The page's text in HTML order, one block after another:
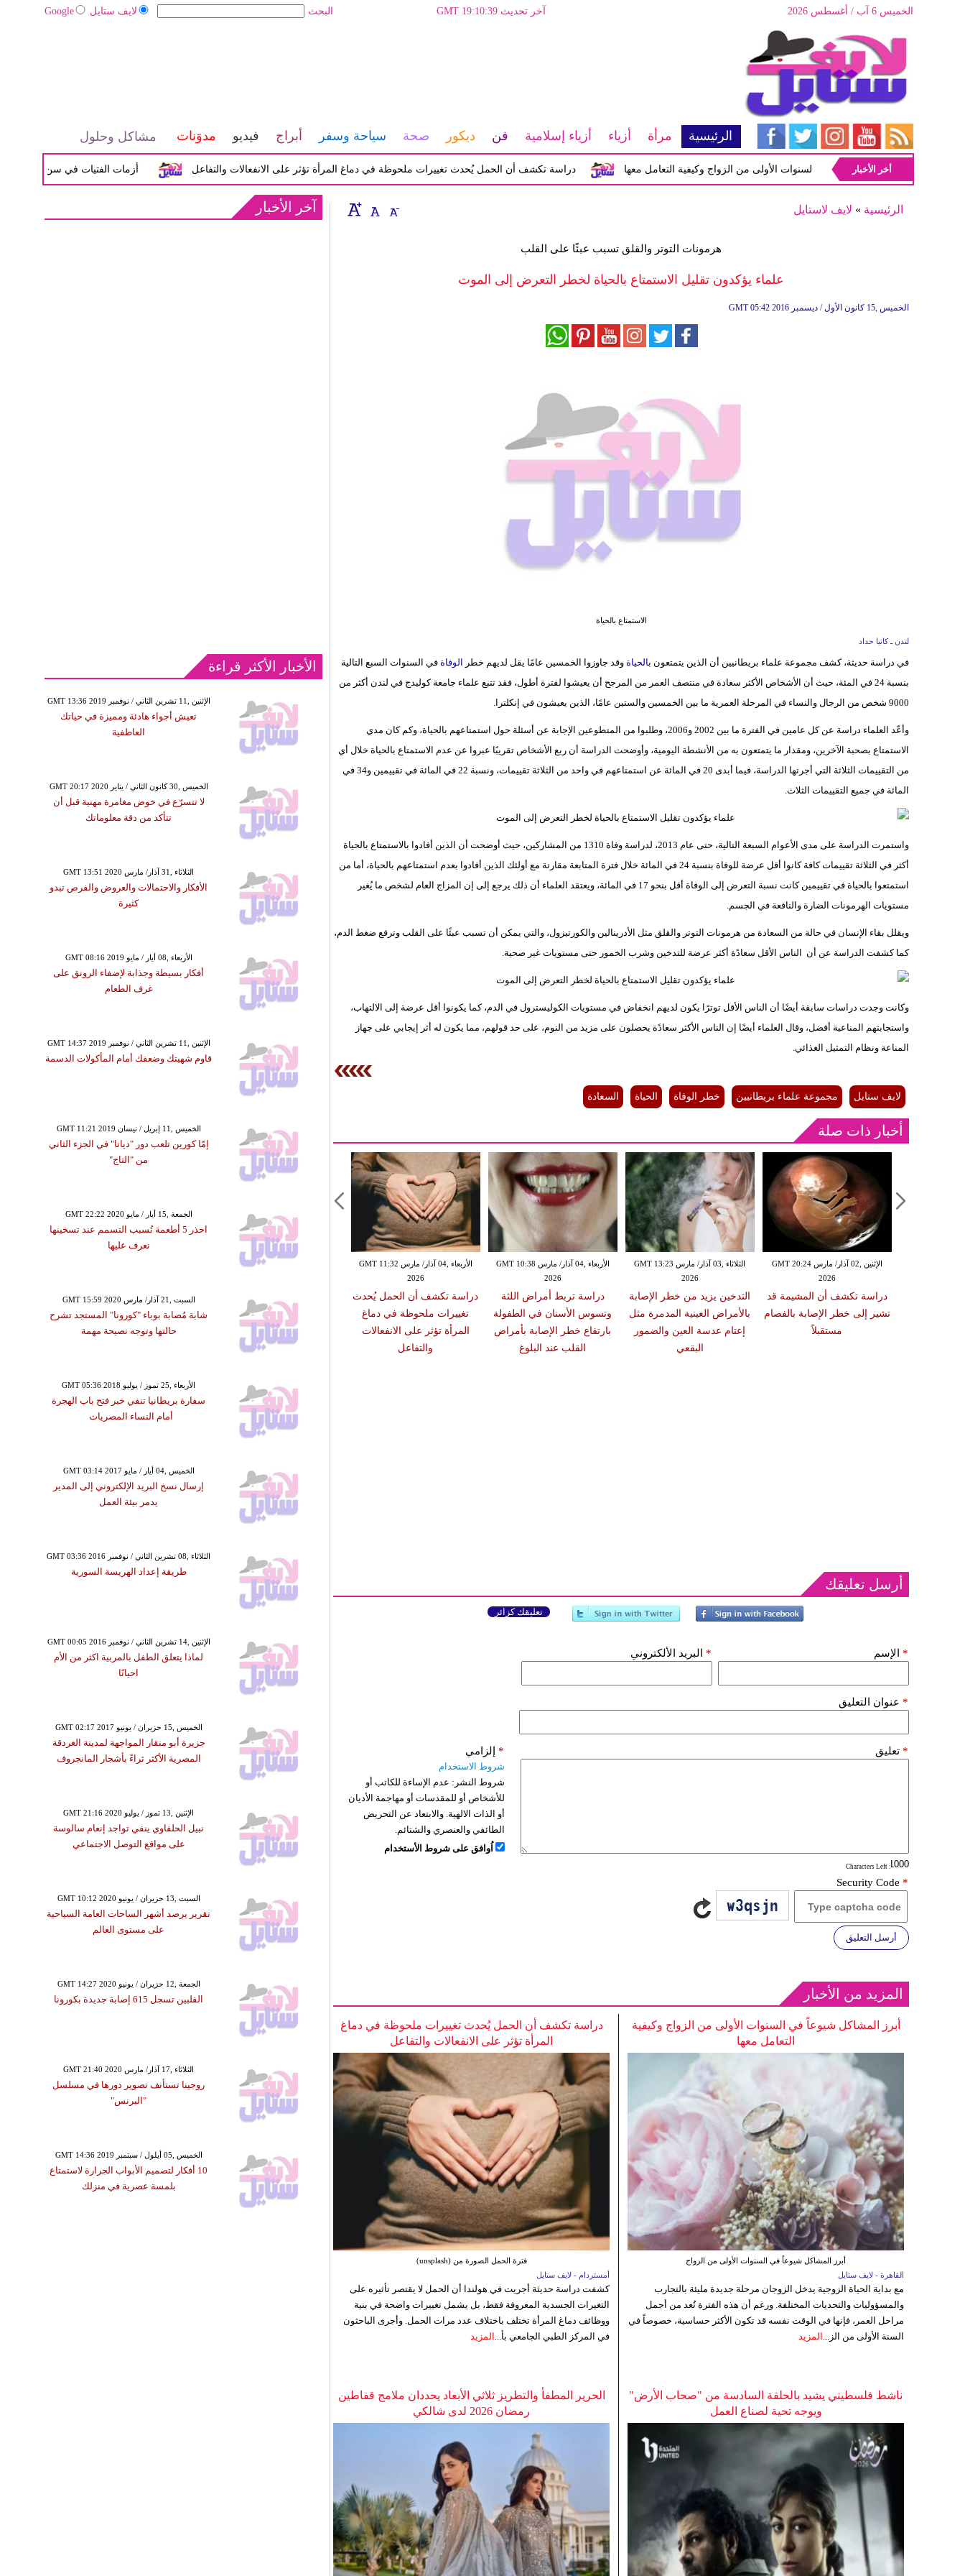
لايف ستايل Google البحث آخر تحديث GMT 19:10:39 الخميس 6 آب / أغسطس 2026
الرئيسية مرأة أزياء أزياء إسلامية فن ديكور صحة سياحة وسفر أبراج فيديو مدوَنات مشاكل وحلول
أزمات الفتيات في سن المراهقة بين دراسة تكشف أن الحمل يُحدث تغييرات ملحوظة في دماغ المرأة تؤثر على الانفعالات والتفاعل أبرز المشاكل شيوعاً في السنوات الأولى من الزواج وكيفية التعامل معها
أخر الأخبار
الرئيسية » لايف لاستايل
هرمونات التوتر والقلق تسبب عبئًا على القلب
علماء يؤكدون تقليل الاستمتاع بالحياة لخطر التعرض إلى الموت
GMT 05:42 2016 الخميس ,15 كانون الأول / ديسمبر
الاستمتاع بالحياة
لندن ـ كاتيا حداد
في دراسة حديثة، كشف مجموعة علماء بريطانيين أن الذين يتمتعون بالحياة وقد جاوزوا الخمسين عامًا يقل لديهم خطر الوفاة في السنوات السبع التالية
بنسبة 24 في المئة، حيث أن الأشخاص الأكثر سعادة في منتصف العمر من المرجح أن يعيشوا لفترة أطول، فقد تتبع علماء جامعة كوليدج في لندن أكثر من
9000 شخص من الرجال والنساء في المرحلة العمرية ما بين الخمسين والستين عامًا، الذين يعيشون في إنكلترا.
وأعّد العلماء دراسة عن كل عامين في الفترة ما بين 2002 و2006، وطلبوا من المتطوعين الإجابة عن أسئلة حول استمتاعهم بالحياة، وكم كان مدي
الاستمتاع بصحبة الآخرين، ومقدار ما يتمتعون به من الأنشطة اليومية، وأوضحت الدراسة أن ربع الأشخاص تقريبًا عبروا عن عدم الاستمتاع بالحياة خلال أي
من التقييمات الثلاثة التي أجرتها الدراسة، فيما أبدى 20 في المائة عن استمتاعهم في واحد من الثلاثة تقييمات، ونسبة 22 في المائة في تقييمين و34 في
المائة في جميع التقييمات الثلاث.
واستمرت الدراسة على مدى الأعوام السبعة التالية، حتى عام 2013، لدراسة وفاة 1310 من المشاركين، حيث أوضحت أن الذين أفادوا بالاستمتاع بالحياة
أكثر في الثلاثة تقييمات كافة كانوا أقل عرضة للوفاة بنسبة 24 في المائة خلال فترة المتابعة مقارنة مع أولئك الذين أفادوا بعدم استمتاعهم بالحياة، أما من
استمتعوا بالحياة في تقييمين كانت نسبة التعرض إلى الوفاة أقل بنحو 17 في المائة، ويعتقد العلماء أن ذلك يرجع إلى إن المزاج العام لشخص ما يُغير
مستويات الهرمونات الضارة والنافعة في الجسم.
ويقلل بقاء الإنسان في حالة من السعادة من هرمونات التوتر والقلق مثل الأدرينالين والكورتيزول، والتي يمكن أن تسبب عبئًا على القلب وترفع ضغط الدم،
كما كشفت الدراسة عن أن الناس الأقل سعادًة أكثر عرضة للتدخين وشرب الخمور حتى مستويات غير صحية.
وكانت وجدت دراسات سابقة أيضًا أن الناس الأقل توترًا يكون لديهم انخفاض في مستويات الكوليسترول في الدم، كما يكونوا أقل عرضة إلى الالتهاب،
واستجابتهم المناعية أفضل، وقال العلماء أيضًا إن الناس الأكثر سعادًة يحصلون على مزيد من النوم، على حد قولهم، مما يكون له أثر إيجابي على جهاز
المناعة ونظام التمثيل الغذائي.
لايف ستايل مجموعة علماء بريطانيين خطر الوفاة الحياة السعادة
أخبار ذات صلة
الأربعاء ,04 آذار/ مارس GMT 11:32
2026
دراسة تكشف أن الحمل يُحدث
تغييرات ملحوظة في دماغ
المرأة تؤثر على الانفعالات
والتفاعل
الأربعاء ,04 آذار/ مارس GMT 10:38
2026
دراسة تربط أمراض اللثة
وتسوس الأسنان في الطفولة
بارتفاع خطر الإصابة بأمراض
القلب عند البلوغ
الثلاثاء ,03 آذار/ مارس GMT 13:23
2026
التدخين يزيد من خطر الإصابة
بالأمراض العينية المدمرة مثل
إعتام عدسة العين والضمور
البقعي
الإثنين ,02 آذار/ مارس GMT 20:24
2026
دراسة تكشف أن المشيمة قد
تشير إلى خطر الإصابة بالفصام
مستقبلاً
أرسل تعليقك
تعليقك كزائر
الإسم * البريد الألكتروني *
عنوان التعليق *
تعليق *
: Characters Left
إلزامي *
شروط الاستخدام
شروط النشر: عدم الإساءة للكاتب أو
للأشخاص أو للمقدسات أو مهاجمة الأديان
أو الذات الالهية. والابتعاد عن التحريض
الطائفي والعنصري والشتائم.
اُوافق على شروط الأستخدام
Security Code *
أرسل التعليق
المزيد من الأخبار
دراسة تكشف أن الحمل يُحدث تغييرات ملحوظة في دماغ
المرأة تؤثر على الانفعالات والتفاعل
فترة الحمل الصورة من (unsplash)
أمستردام - لايف ستايل
كشفت دراسة حديثة أجريت في هولندا أن الحمل لا يقتصر تأثيره على
التغيرات الجسدية المعروفة فقط، بل يشمل تغييرات واضحة في بنية
ووظائف دماغ المرأة تختلف باختلاف عدد مرات الحمل. وأجرى الباحثون
في المركز الطبي الجامعي بأ... المزيد
أبرز المشاكل شيوعاً في السنوات الأولى من الزواج وكيفية
التعامل معها
أبرز المشاكل شيوعاً في السنوات الأولى من الزواج
القاهرة - لايف ستايل
مع بداية الحياة الزوجية يدخل الزوجان مرحلة جديدة مليئة بالتجارب
والمسؤوليات والتحديات المختلفة. ورغم أن هذه الفترة تُعد من أجمل
مراحل العمر، فإنها في الوقت نفسه قد تكون الأكثر حساسية، خصوصاً في
السنة الأولى من الز... المزيد
الحرير المطفأ والتطريز ثلاثي الأبعاد يحددان ملامح قفاطين
رمضان 2026 لدى شالكي
ناشط فلسطيني يشيد بالحلقة السادسة من "صحاب الأرض"
ويوجه تحية لصناع العمل
آخر الأخبار
الأخبار الأكثر قراءة
GMT 13:36 2019 الإثنين ,11 تشرين الثاني / نوفمبر
تعيش أجواء هادئة ومميزة في حياتك
العاطفية
GMT 20:17 2020 الخميس ,30 كانون الثاني / يناير
لا تتسرّع في خوض مغامرة مهنية قبل أن
تتأكد من دقة معلوماتك
GMT 13:51 2020 الثلاثاء ,31 آذار/ مارس
الأفكار والاحتمالات والعروض والفرص تبدو
كثيرة
GMT 08:16 2019 الأربعاء ,08 أيار / مايو
أفكار بسيطة وجذابة لإضفاء الرونق على
غرف الطعام
GMT 14:37 2019 الإثنين ,11 تشرين الثاني / نوفمبر
قاوم شهيتك وضعفك أمام المأكولات الدسمة
GMT 11:21 2019 الخميس ,11 إبريل / نيسان
إمّا كورين تلعب دور "ديانا" في الجزء الثاني
من "التاج"
GMT 22:22 2020 الجمعة ,15 أيار / مايو
احذر 5 أطعمة تُسبب التسمم عند تسخينها
تعرف عليها
GMT 15:59 2020 السبت ,21 آذار/ مارس
شابة مُصابة بوباء "كورونا" المستجد تشرح
حالتها وتوجه نصيحة مهمة
GMT 05:36 2018 الأربعاء ,25 تموز / يوليو
سفارة بريطانيا تنفي خبر فتح باب الهجرة
أمام النساء المصريات
GMT 03:14 2017 الخميس ,04 أيار / مايو
إرسال نسخ البريد الإلكتروني إلى المدير
يدمر بيئة العمل
GMT 03:36 2016 الثلاثاء ,08 تشرين الثاني / نوفمبر
طريقة إعداد الهريسة السورية
GMT 00:05 2016 الإثنين ,14 تشرين الثاني / نوفمبر
لماذا يتعلق الطفل بالمربية اكثر من الأم
احيانًا
GMT 02:17 2017 الخميس ,15 حزيران / يونيو
جزيرة أبو منقار المواجهة لمدينة الغردقة
المصرية الأكثر ثراءً بأشجار المانجروف
GMT 21:16 2020 الإثنين ,13 تموز / يوليو
نبيل الحلفاوي ينفي تواجد إنعام سالوسة
على مواقع التوصل الاجتماعي
GMT 10:12 2020 السبت ,13 حزيران / يونيو
تقرير يرصد أشهر الساحات العامة السياحية
على مستوى العالم
GMT 14:27 2020 الجمعة ,12 حزيران / يونيو
الفلبين تسجل 615 إصابة جديدة بكورونا
GMT 21:40 2020 الثلاثاء ,17 آذار/ مارس
روجينا تستأنف تصوير دورها في مسلسل
"البرنس"
GMT 14:36 2019 الخميس ,05 أيلول / سبتمبر
10 أفكار لتصميم الأبواب الجرارة لاستمتاع
بلمسة عصرية في منزلك